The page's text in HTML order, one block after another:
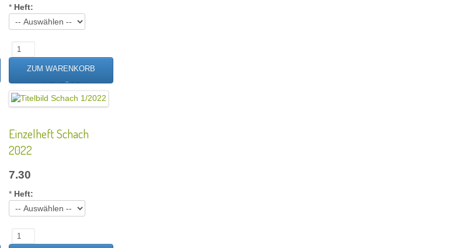
* Heft:
Einzelheft Schach
2022
7.30
* Heft: